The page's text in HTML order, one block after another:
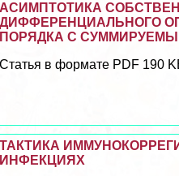
АСИМПТОТИКА
ДИФФЕРЕНЦИАЛЬНОГО
ПОРЯДКА С
Статья в формате PDF 190
ТАКТИКА
ИНФЕКЦИЯХ